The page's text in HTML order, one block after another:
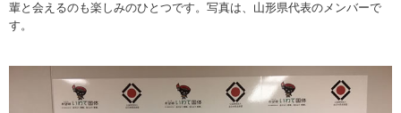
輩と会えるのも楽しみのひとつです。写真は、山形県代表のメンバーで
す。